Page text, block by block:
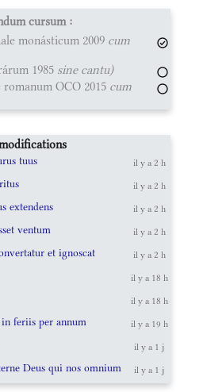
cursum :
monásticum 2009 cum
1985 sine cantu)
OCO 2015 cum
tuus il y a 2 h
il y a 2 h
extendens il y a 2 h
ventum il y a 2 h
et ignoscat il y a 2 h
il y a 18 h
il y a 18 h
feriis per annum il y a 19 h
il y a 1 j
Deus qui nos omnium il y a 1 j